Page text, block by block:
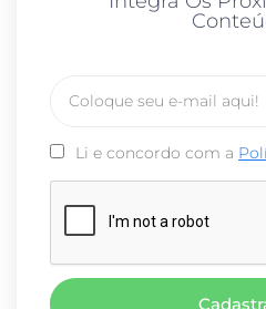
Li e concordo com a